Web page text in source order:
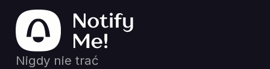
Nigdy nie trać